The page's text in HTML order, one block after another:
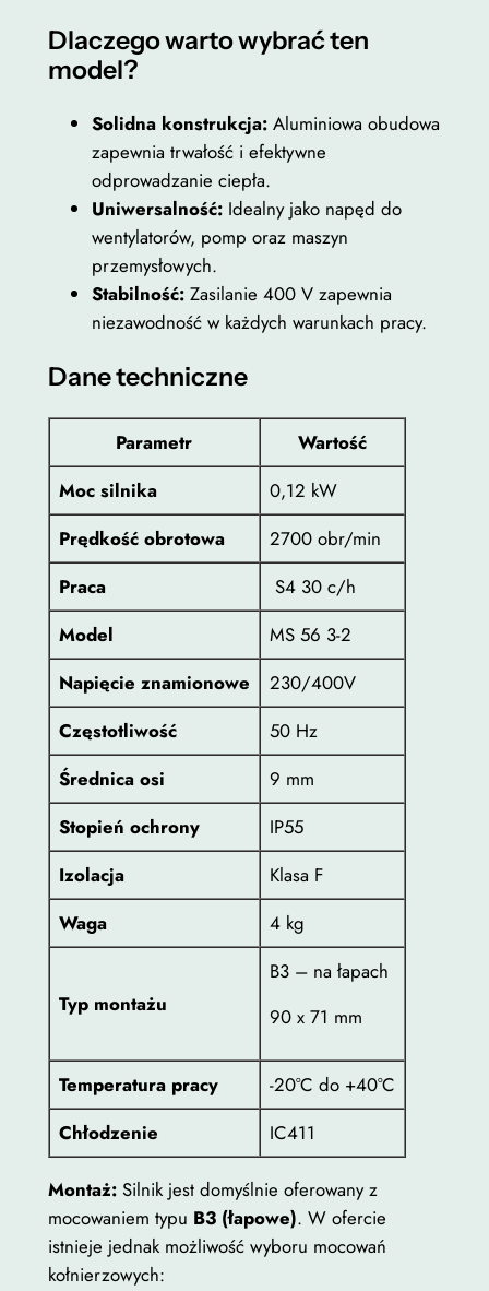
o
3
0
,
0
0
1
2
m
M
5
-
Dlaczego warto wybrać ten
model?
Solidna konstrukcja:Aluminiowa obudowa
zapewnia trwałość i efektywne
odprowadzanie ciepła.
Uniwersalność:Idealny jako napęd do
wentylatorów, pomp oraz maszyn
przemysłowych.
Stabilność:Zasilanie 400 V zapewnia
niezawodność w każdych warunkach pracy.
Dane techniczne
Parametr
Wartość
Moc silnika
0,12 kW
Prędkość obrotowa
2700 obr/min
Praca
S4 30 c/h
Model
MS 56 3-2
Napięcie znamionowe
230/400V
Częstotliwość
50 Hz
Średnica osi
9 mm
Stopień ochrony
IP55
Izolacja
Klasa F
Waga
4 kg
Typ montażu
B3 – na łapach
90 x 71 mm
Temperatura pracy
-20°C do +40°C
Chłodzenie
IC411
Montaż:Silnik jest domyślnie oferowany z
mocowaniem typu B3 (łapowe). W ofercie
istnieje jednak możliwość wyboru mocowań
kołnierzowych: